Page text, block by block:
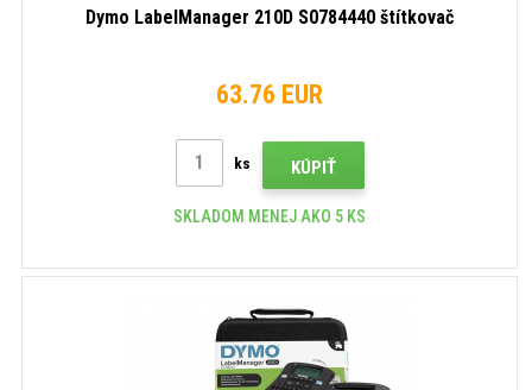
Dymo LabelManager 210D S0784440 štítkovač
63.76 EUR
ks KÚPIŤ
SKLADOM MENEJ AKO 5 KS